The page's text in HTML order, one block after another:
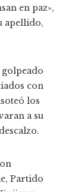
en paz»,
apellido,
con
los
a su
Partido